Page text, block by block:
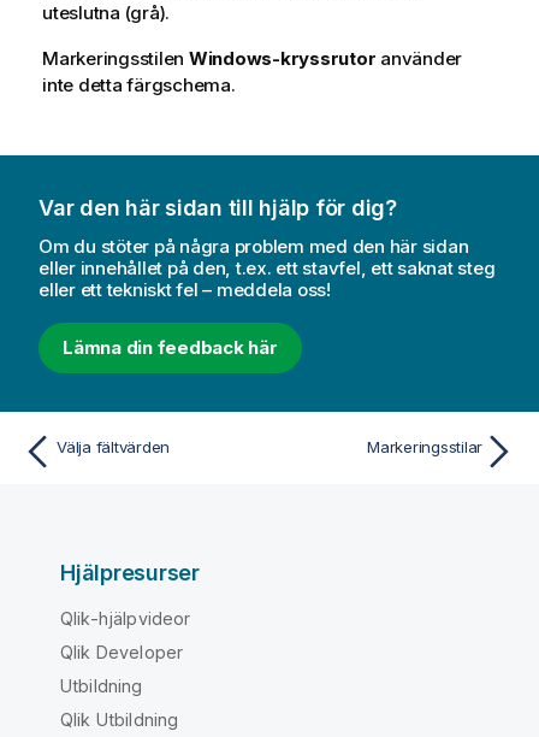
uteslutna (grå).
Markeringsstilen Windows-kryssrutor använder
inte detta färgschema.
Var den här sidan till hjälp för dig?
Om du stöter på några problem med den här sidan
eller innehållet på den, t.ex. ett stavfel, ett saknat steg
eller ett tekniskt fel – meddela oss!
Lämna din feedback här
Välja fältvärden Markeringsstilar
Hjälpresurser
Qlik-hjälpvideor
Qlik Developer
Utbildning
Qlik Utbildning